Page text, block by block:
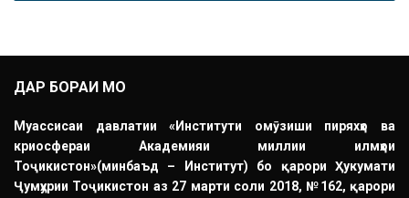
ДАР БОРАИ МО
Муассисаи давлатии «Институти омӯзиши пиряхҳо ва
криосфераи Академияи миллии илмҳои
Тоҷикистон»(минбаъд – Институт) бо қарори Ҳукумати
Ҷумҳурии Тоҷикистон аз 27 марти соли 2018, №162, қарори